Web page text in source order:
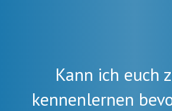
Kann ich euch
kennenlernen